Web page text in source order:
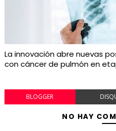
La innovación abre nuevas
con cáncer de pulmón en
BLOGGER
NO HAY